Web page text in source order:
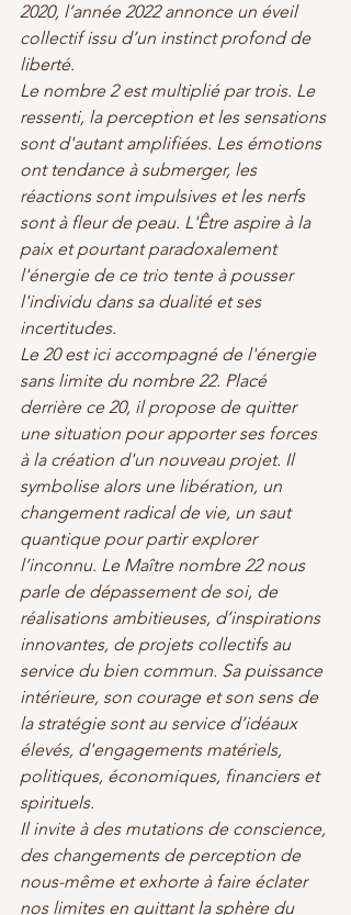
2020, l’année 2022 annonce un éveil
collectif issu d’un instinct profond de
liberté.
Le nombre 2 est multiplié par trois. Le
ressenti, la perception et les sensations
sont d'autant amplifiées. Les émotions
ont tendance à submerger, les
réactions sont impulsives et les nerfs
sont à fleur de peau. L'Être aspire à la
paix et pourtant paradoxalement
l'énergie de ce trio tente à pousser
l'individu dans sa dualité et ses
incertitudes.
Le 20 est ici accompagné de l'énergie
sans limite du nombre 22. Placé
derrière ce 20, il propose de quitter
une situation pour apporter ses forces
à la création d'un nouveau projet. Il
symbolise alors une libération, un
changement radical de vie, un saut
quantique pour partir explorer
l’inconnu. Le Maître nombre 22 nous
parle de dépassement de soi, de
réalisations ambitieuses, d’inspirations
innovantes, de projets collectifs au
service du bien commun. Sa puissance
intérieure, son courage et son sens de
la stratégie sont au service d’idéaux
élevés, d'engagements matériels,
politiques, économiques, financiers et
spirituels.
Il invite à des mutations de conscience,
des changements de perception de
nous-même et exhorte à faire éclater
nos limites en quittant la sphère du